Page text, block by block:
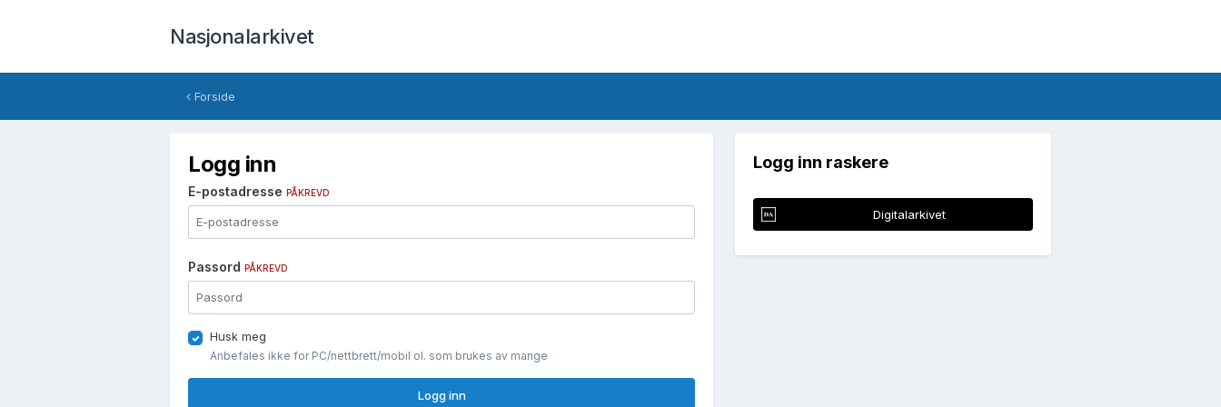
Nasjonalarkivet
Forside
Logg inn
E-postadresse PÅKREVD
Passord PÅKREVD
Husk meg
Anbefales ikke for PC/nettbrett/mobil ol. som brukes av mange
Logg inn
Logg inn raskere
Digitalarkivet